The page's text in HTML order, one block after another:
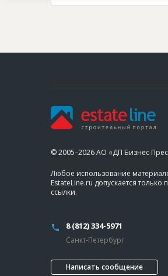
© 2005–2026 АО «ДП Бизнес
Любое использование
EstateLine.ru допускается
ссылки.
8 (812) 334-5971
Санкт-Петербург
Написать сообщение